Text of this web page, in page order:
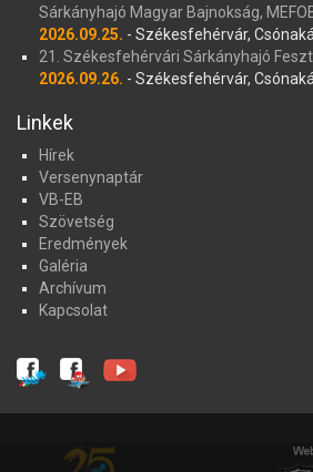
Sárkányhajó Magyar Bajnokság,
2026.09.25. - Székesfehérvár,
21. Székesfehérvári Sárkányhajó
2026.09.26. - Székesfehérvár,
Linkek
Hírek
Versenynaptár
VB-EB
Szövetség
Eredmények
Galéria
Archívum
Kapcsolat